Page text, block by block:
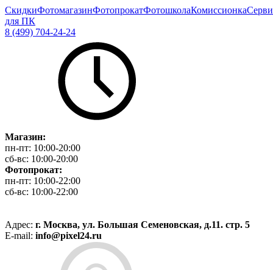
СкидкиФотомагазинФотопрокатФотошколаКомиссионка
для ПК
8 (499) 704-24-24
Магазин:
пн-пт: 10:00-20:00
сб-вс: 10:00-20:00
Фотопрокат:
пн-пт: 10:00-22:00
сб-вс: 10:00-22:00
Адрес: г. Москва, ул. Большая Семеновская, д.11. стр. 5
E-mail: info@pixel24.ru